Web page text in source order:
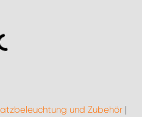
und Zubehör |